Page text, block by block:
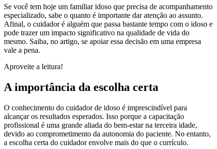
Se você tem hoje um familiar idoso que precisa de acompanhamento
especializado, sabe o quanto é importante dar atenção ao assunto.
Afinal, o cuidador é alguém que passa bastante tempo com o idoso e
pode trazer um impacto significativo na qualidade de vida do
mesmo. Saiba, no artigo, se apoiar essa decisão em uma empresa
vale a pena.
Aproveite a leitura!
A importância da escolha certa
O conhecimento do cuidador de idoso é imprescindível para
alcançar os resultados esperados. Isso porque a capacitação
profissional é uma grande aliada do bem-estar na terceira idade,
devido ao comprometimento da autonomia do paciente. No entanto,
a escolha certa do cuidador envolve mais do que o currículo.